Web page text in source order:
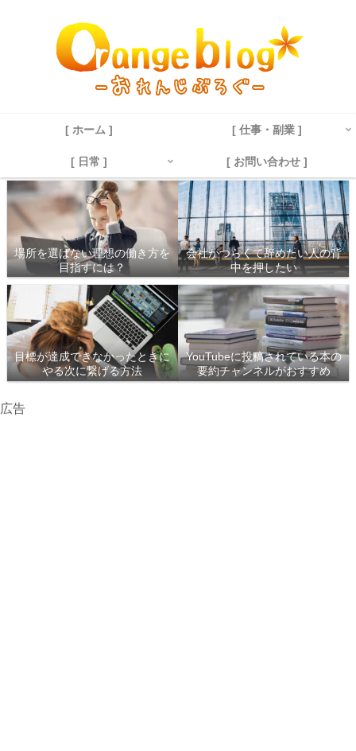
[ ホーム ] [ 仕事・副業 ]
[ 日常 ] [ お問い合わせ ]
場所を選ばない理想の働き方を
目指すには？
会社がつらくて辞めたい人の背
中を押したい
目標が達成できなかったときに
やる次に繋げる方法
YouTubeに投稿されている本の
要約チャンネルがおすすめ
広告